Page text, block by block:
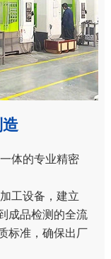
体的专业精密
工设备，建立
成品检测的全流
标准，确保出厂